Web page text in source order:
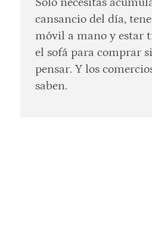
cansancio del día,
móvil a mano y estar
el sofá para comprar
pensar. Y los
saben.